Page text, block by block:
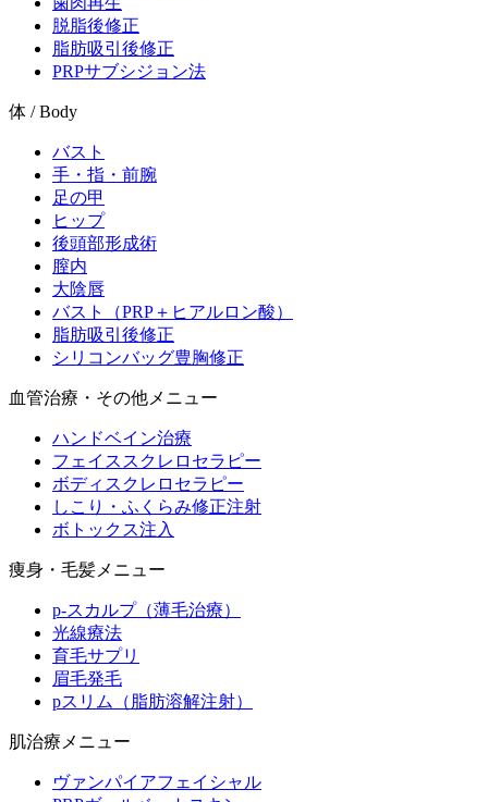
脱脂後修正
脂肪吸引後修正
PRPサブシジョン法
体 / Body
バスト
手・指・前腕
足の甲
ヒップ
後頭部形成術
膣内
大陰唇
バスト（PRP＋ヒアルロン酸）
脂肪吸引後修正
シリコンバッグ豊胸修正
血管治療・その他メニュー
ハンドベイン治療
フェイススクレロセラピー
ボディスクレロセラピー
しこり・ふくらみ修正注射
ボトックス注入
痩身・毛髪メニュー
p-スカルプ（薄毛治療）
光線療法
育毛サプリ
眉毛発毛
pスリム（脂肪溶解注射）
肌治療メニュー
ヴァンパイアフェイシャル